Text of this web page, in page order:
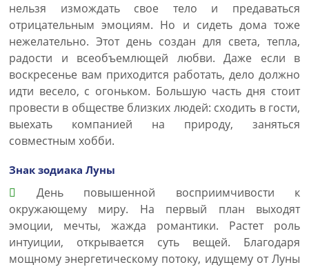
нельзя измождать свое тело и предаваться
отрицательным эмоциям. Но и сидеть дома тоже
нежелательно. Этот день создан для света, тепла,
радости и всеобъемлющей любви. Даже если в
воскресенье вам приходится работать, дело должно
идти весело, с огоньком. Большую часть дня стоит
провести в обществе близких людей: сходить в гости,
выехать компанией на природу, заняться
совместным хобби.
Знак зодиака Луны
День повышенной восприимчивости к
окружающему миру. На первый план выходят
эмоции, мечты, жажда романтики. Растет роль
интуиции, открывается суть вещей. Благодаря
мощному энергетическому потоку, идущему от Луны